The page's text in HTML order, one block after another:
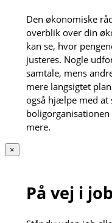
Den økonomiske
overblik over din
kan se, hvor
justeres. Nogle
samtale, mens
mere langsigtet
også hjælpe med at
mere.
×
På vej i